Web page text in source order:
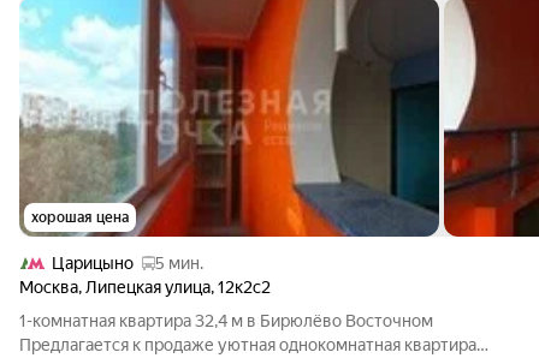
хорошая цена
Царицыно
5 мин.
Москва, Липецкая улица,12к2с2
1-комнатная квартира 32,4 м в Бирюлёво Восточном
Предлагается к продаже уютная однокомнатная квартира